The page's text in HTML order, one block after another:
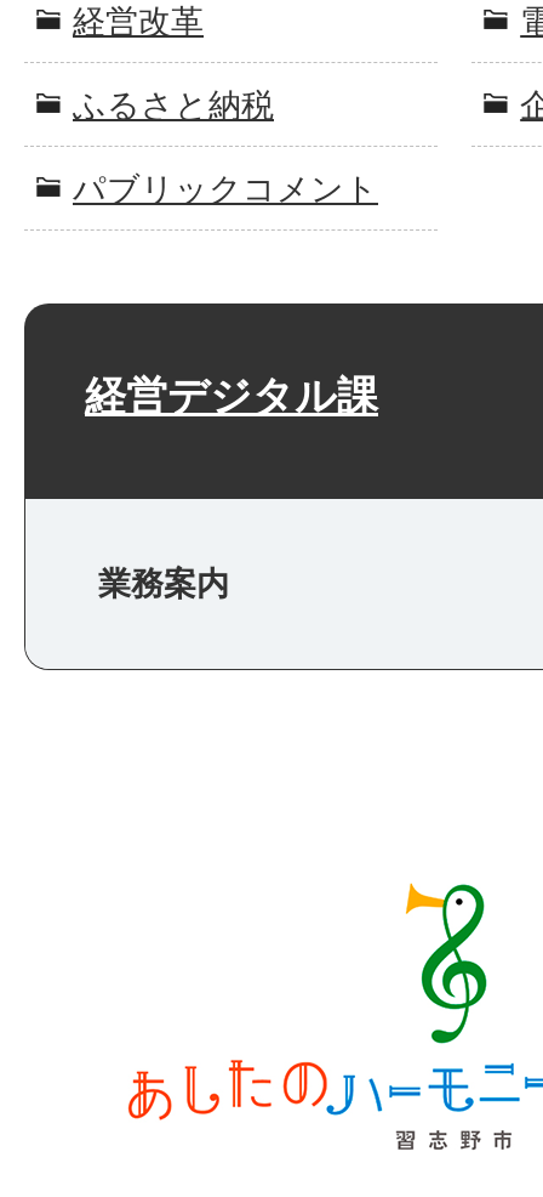
経営改革
ふるさと納税
パブリックコメント
経営デジタル課
業務案内